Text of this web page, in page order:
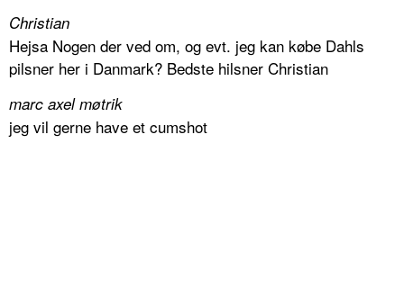
Christian
Hejsa Nogen der ved om, og evt. jeg kan købe Dahls
pilsner her i Danmark? Bedste hilsner Christian
marc axel møtrik
jeg vil gerne have et cumshot